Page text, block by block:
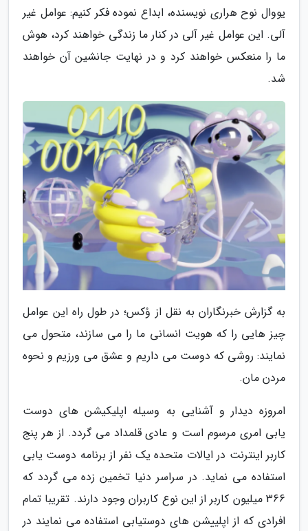
یووال نوح هراری نویسنده، ابداع نموده فکر کنیم: عوامل غیر
آلی. این عوامل غیر آلی در کنار ما زندگی خواهند کرد، هوش
ما را منعکس خواهند کرد و در نهایت جانشین آن خواهند
شد.
به گزارش خبرنگاران به نقل از وُکس؛ در طول راه این عوامل
چیز هایی را که هویت انسانی ما را می سازند، متحول می
نمایند: روشی که دوست می داریم و عشق می ورزیم و نحوه
مردن مان.
امروزه دیدار و آشنایی به وسیله اپلیکیشن های دوست
یابی امری مرسوم است و عادی قلمداد می گردد. از هر پنج
کاربر اینترنت در ایالات متحده یک نفر از برنامه دوست یابی
استفاده می نماید. در سراسر دنیا تخمین زده می گردد که
366 میلیون کاربر از این نوع کاربران وجود دارند. تقریبا تمام
افرادی که از اپلییشن های دوستیابی استفاده می نمایند در